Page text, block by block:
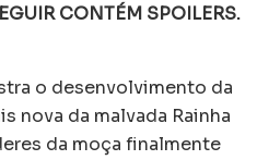
CONTÉM SPOILERS.
o desenvolvimento da
nova da malvada Rainha
da moça finalmente